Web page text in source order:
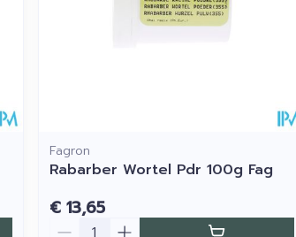
Fagron
Rabarber Wortel Pdr 100g Fag
€ 13,65
Aantal